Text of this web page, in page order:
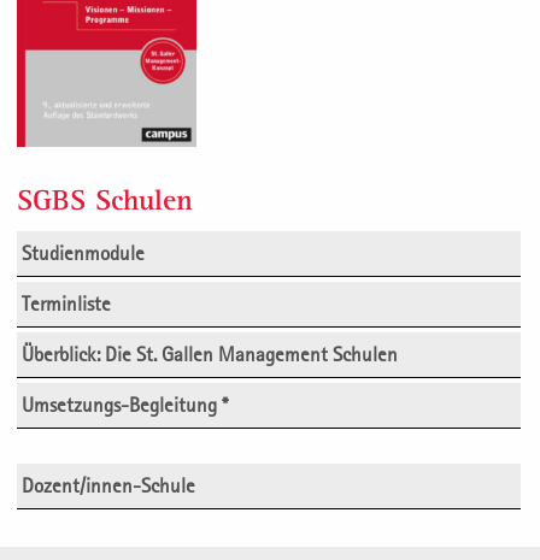
SGBS Schulen
Studienmodule
Terminliste
Überblick: Die St. Gallen Management Schulen
Umsetzungs-Begleitung *
Dozent/innen-Schule